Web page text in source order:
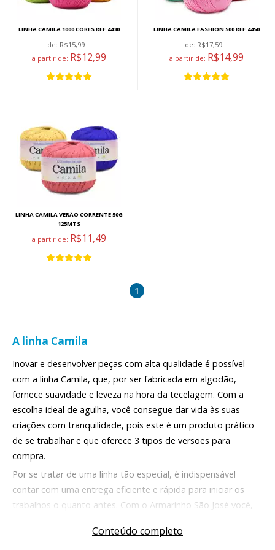
LINHA CAMILA 1000 CORES REF.4430
de: R$15,99
a partir de: R$12,99
LINHA CAMILA FASHION 500 REF.4450
de: R$17,59
a partir de: R$14,99
LINHA CAMILA VERÃO CORRENTE 50G
125MTS
a partir de: R$11,49
1
A linha Camila
Inovar e desenvolver peças com alta qualidade é possível
com a linha Camila, que, por ser fabricada em algodão,
fornece suavidade e leveza na hora da tecelagem. Com a
escolha ideal de agulha, você consegue dar vida às suas
criações com tranquilidade, pois este é um produto prático
de se trabalhar e que oferece 3 tipos de versões para
compra.
Por se tratar de uma linha tão especial, é indispensável
contar com uma entrega eficiente e rápida para iniciar os
trabalhos o quanto antes. Com o Armarinho São José você,
Brasil, ainda tem a praticidade de verificar as recomendações
Conteúdo completo